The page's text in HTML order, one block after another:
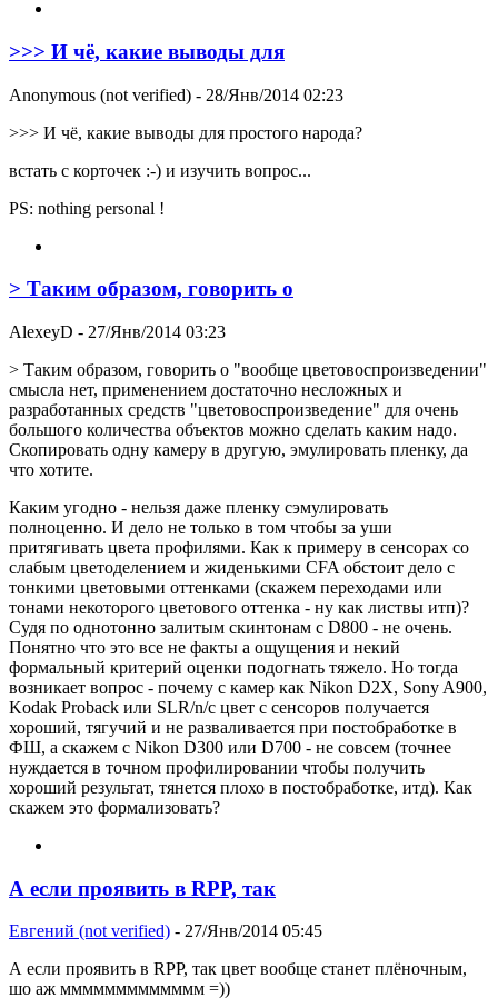
>>> И чё, какие выводы для
Anonymous (not verified) - 28/Янв/2014 02:23
>>> И чё, какие выводы для простого народа?
встать с корточек :-) и изучить вопрос...
PS: nothing personal !
> Таким образом, говорить о
AlexeyD - 27/Янв/2014 03:23
> Таким образом, говорить о "вообще цветовоспроизведении"
смысла нет, применением достаточно несложных и
разработанных средств "цветовоспроизведение" для очень
большого количества объектов можно сделать каким надо.
Скопировать одну камеру в другую, эмулировать пленку, да
что хотите.
Каким угодно - нельзя даже пленку сэмулировать
полноценно. И дело не только в том чтобы за уши
притягивать цвета профилями. Как к примеру в сенсорах со
слабым цветоделением и жиденькими CFA обстоит дело с
тонкими цветовыми оттенками (скажем переходами или
тонами некоторого цветового оттенка - ну как листвы итп)?
Судя по однотонно залитым скинтонам с D800 - не очень.
Понятно что это все не факты а ощущения и некий
формальный критерий оценки подогнать тяжело. Но тогда
возникает вопрос - почему с камер как Nikon D2X, Sony A900,
Kodak Proback или SLR/n/c цвет с сенсоров получается
хороший, тягучий и не разваливается при постобработке в
ФШ, а скажем с Nikon D300 или D700 - не совсем (точнее
нуждается в точном профилировании чтобы получить
хороший результат, тянется плохо в постобработке, итд). Как
скажем это формализовать?
А если проявить в RPP, так
Евгений (not verified) - 27/Янв/2014 05:45
А если проявить в RPP, так цвет вообще станет плёночным,
шо аж ммммммммммммм =))